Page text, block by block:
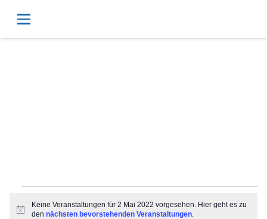
Veranstaltungen
Hinweis
Keine Veranstaltungen für 2 Mai 2022 vorgesehen. Hier geht es zu
den nächsten bevorstehenden Veranstaltungen.